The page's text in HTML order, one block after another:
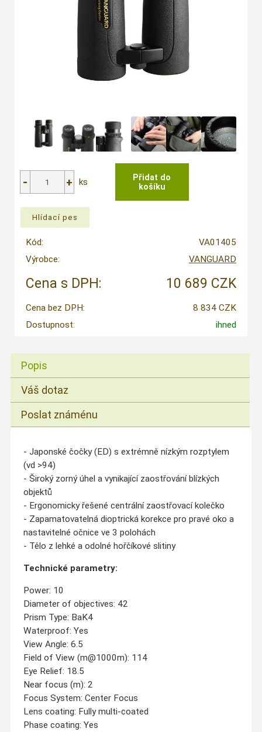
ks
Kód:
VA01405
Výrobce:
VANGUARD
Cena s DPH: 10 689 CZK
Cena bez DPH:
8 834 CZK
Dostupnost:
ihned
Popis
Váš dotaz
Poslat známénu
- Japonské čočky (ED) s extrémně nízkým rozptylem
(vd >94)
- Široký zorný úhel a vynikající zaostřování blízkých
objektů
- Ergonomicky řešené centrální zaostřovací kolečko
- Zapamatovatelná dioptrická korekce pro pravé oko a
nastavitelné očnice ve 3 polohách
- Tělo z lehké a odolné hořčíkové slitiny
Technické parametry:
Power: 10
Diameter of objectives: 42
Prism Type: BaK4
Waterproof: Yes
View Angle: 6.5
Field of View (m@1000m): 114
Eye Relief: 18.5
Near focus (m): 2
Focus System: Center Focus
Lens coating: Fully multi-coated
Phase coating: Yes